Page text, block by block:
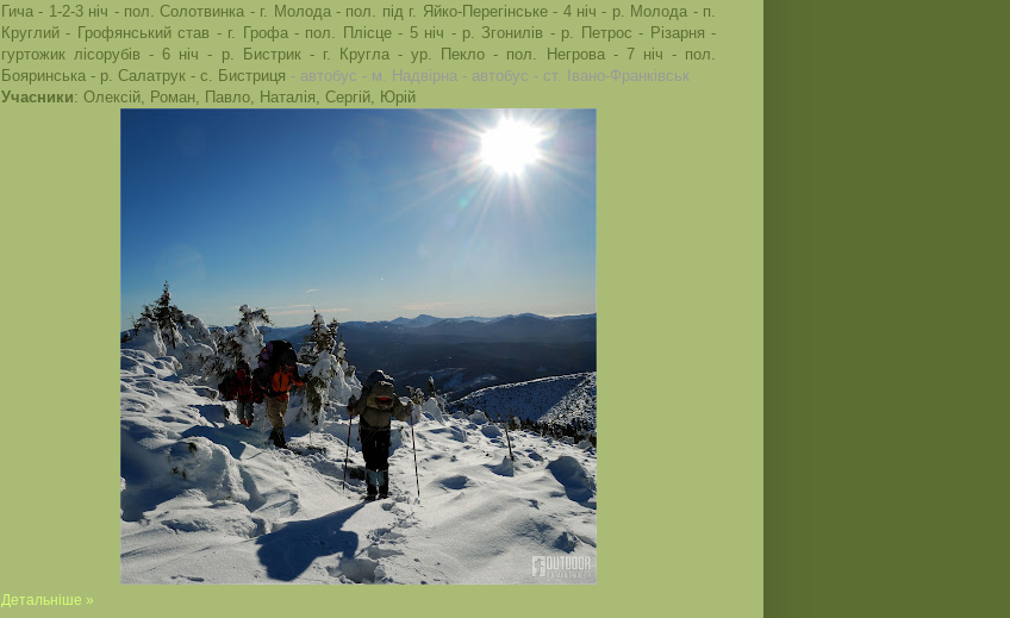
Гича - 1-2-3 ніч - пол. Солотвинка - г. Молода - пол. під г. Яйко-Перегінське - 4 ніч - р. Молода - п.
Круглий - Грофянський став - г. Грофа - пол. Плісце - 5 ніч - р. Згонилів - р. Петрос - Різарня -
гуртожик лісорубів - 6 ніч - р. Бистрик - г. Кругла - ур. Пекло - пол. Негрова - 7 ніч - пол.
Бояринська - р. Салатрук - с. Бистриця - автобус - м. Надвірна - автобус - ст. Івано-Франківськ
Учасники: Олексій, Роман, Павло, Наталія, Сергій, Юрій
Детальніше »